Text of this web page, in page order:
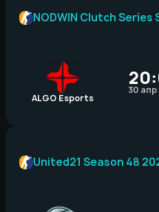
ALGO Esports
30
United21 Season 48